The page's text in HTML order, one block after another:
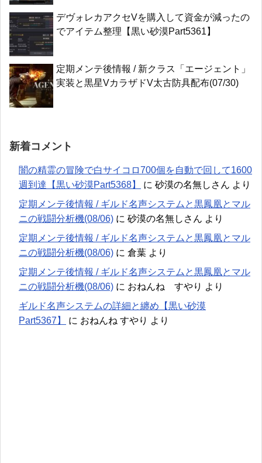
デヴォレカアクセVを購入して資金が減ったの
でアイテム整理【黒い砂漠Part5361】
定期メンテ後情報 / 新クラス「エージェント」
実装と黒星VカラザドV太古防具配布(07/30)
新着コメント
闇の精霊の冒険で白サイコロ700個を自動で回して1600
週到達【黒い砂漠Part5368】
に 砂漠の名無しさん より
定期メンテ後情報 / ギルド名声システムと黒鳳凰とマル
ニの戦闘分析機(08/06) に 砂漠の名無しさん より
定期メンテ後情報 / ギルド名声システムと黒鳳凰とマル
ニの戦闘分析機(08/06) に 倉葉 より
定期メンテ後情報 / ギルド名声システムと黒鳳凰とマル
ニの戦闘分析機(08/06) に おねんね すやり より
ギルド名声システムの詳細と纏め【黒い砂漠
Part5367】
に おねんね すやり より